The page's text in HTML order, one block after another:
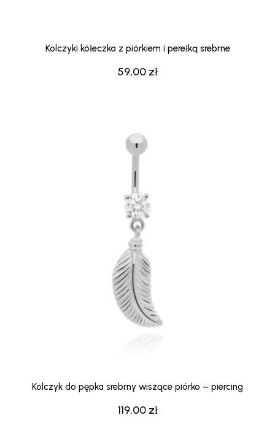
59,00 zł
Kolczyki kółeczka z piórkiem i perełką srebrne
119,00 zł
Kolczyk do pępka srebrny wiszące piórko – piercing